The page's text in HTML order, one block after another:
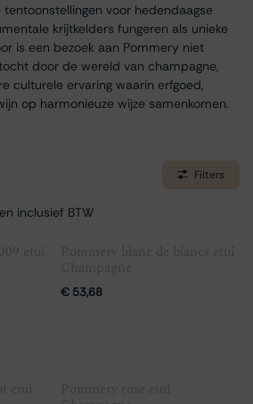
voor hedendaagse
krijtkelders fungeren als unieke
is een bezoek aan Pommery niet
door de wereld van champagne,
culturele ervaring waarin erfgoed,
op harmonieuze wijze samenkomen.
Filters
inclusief BTW
€ 53,68